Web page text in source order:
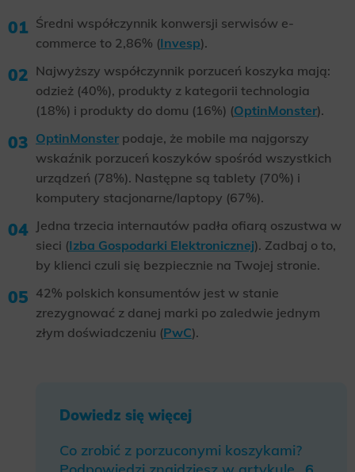
Średni współczynnik konwersji serwisów e-
commerce to 2,86% (Invesp).
Najwyższy współczynnik porzuceń koszyka mają:
odzież (40%), produkty z kategorii technologia
(18%) i produkty do domu (16%) (OptinMonster).
OptinMonster podaje, że mobile ma najgorszy
wskaźnik porzuceń koszyków spośród wszystkich
urządzeń (78%). Następne są tablety (70%) i
komputery stacjonarne/laptopy (67%).
Jedna trzecia internautów padła ofiarą oszustwa w
sieci (Izba Gospodarki Elektronicznej). Zadbaj o to,
by klienci czuli się bezpiecznie na Twojej stronie.
42% polskich konsumentów jest w stanie
zrezygnować z danej marki po zaledwie jednym
złym doświadczeniu (PwC).
Dowiedz się więcej
Co zrobić z porzuconymi koszykami?